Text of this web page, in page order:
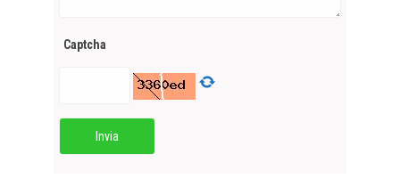
Captcha
Invia